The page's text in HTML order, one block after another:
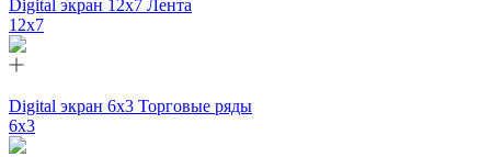
Digital экран 12x7 Лента
12х7
Digital экран 6х3 Торговые ряды
6х3